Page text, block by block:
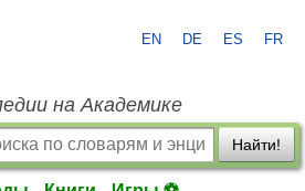
EN DE ES FR
на Академике
Найти!